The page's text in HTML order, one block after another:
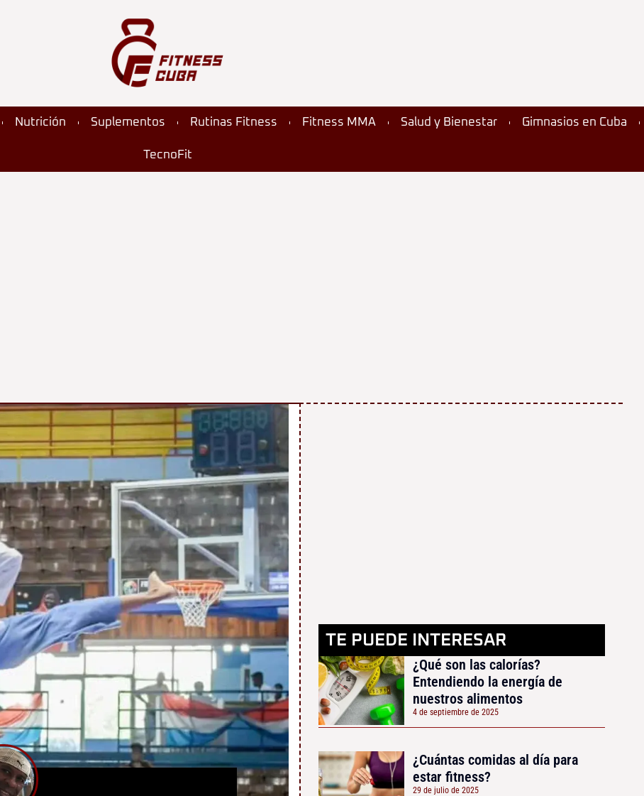
Nutrición Suplementos Rutinas Fitness Fitness MMA Salud y Bienestar Gimnasios en Cuba
TecnoFit
TE PUEDE INTERESAR
¿Qué son las calorías?
Entendiendo la energía de
nuestros alimentos
4 de septiembre de 2025
¿Cuántas comidas al día para
estar fitness?
29 de julio de 2025